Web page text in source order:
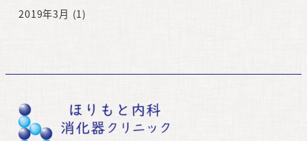
2019年3月 (1)